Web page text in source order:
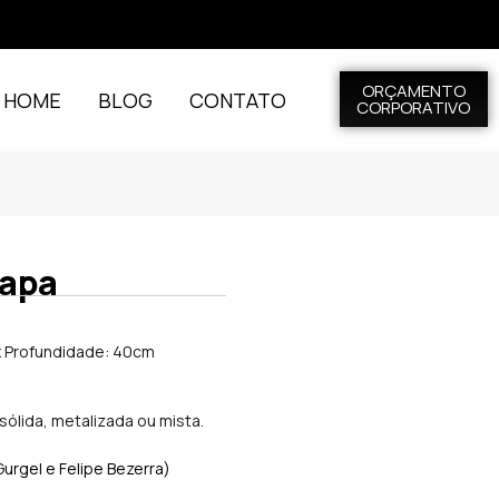
BLOG CONTATO ORÇAMENTO
CORPORATIVO
Profundidade: 40cm
metalizada ou mista.
e Felipe Bezerra)